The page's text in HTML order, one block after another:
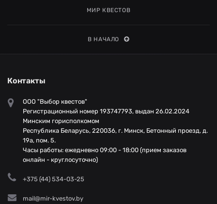
МИР КВЕСТОВ
В НАЧАЛО
Контакты
ООО "Выбор квестов"
Регистрационный номер 193747793, выдан 26.02.2024
Минским горисполкомом
Республика Беларусь, 220036, г. Минск, Бетонный проезд, д.
19а, пом. 5.
Часы работы: ежедневно 09:00 - 18:00 (прием заказов
онлайн - круглосуточно)
+375 (44) 534-03-25
mail@mir-kvestov.by